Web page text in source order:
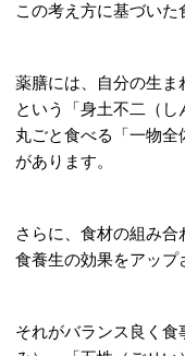
この考え方に基づいた
薬膳には、自分の生ま
という「身土不二（
丸ごと食べる「一物
があります。
さらに、食材の組み合
食養生の効果をアップ
それがバランス良く